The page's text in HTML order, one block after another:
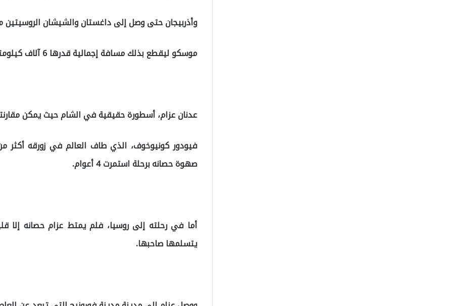
وأذربيجان حتى وصل إلى داغستان والشيشان
موسكو ليقطع بذلك مسافة إجمالية قدرها 6 آلاف كيلومتر.
عدنان عزام، أسطورة حقيقية في الشام حيث يمكن
فيودور كونيوخوف، الذي طاف العالم في زورقه
صهوة حصانه برحلة استمرت 4 أعوام.
أما في رحلته إلى روسيا، فلم يمتط عزام حصانه إلا
يتسلمها صاحبها.